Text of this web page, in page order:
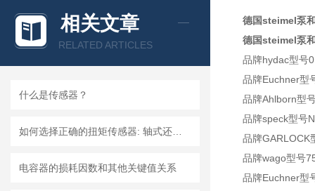
相关文章
RELATED ARTICLES
什么是传感器？
电容器的损耗因数和其他关键值关系
德国steimel泵
德国steimel泵
品牌hydac型号
品牌Euchner型
品牌Ahlborn型
品牌speck型号
品牌GARLOCK
品牌wago型号
品牌Euchner型